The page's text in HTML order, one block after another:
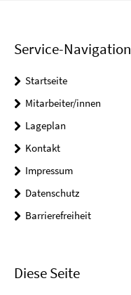
Service-Navigation
Startseite
Mitarbeiter/innen
Lageplan
Kontakt
Impressum
Datenschutz
Barrierefreiheit
Diese Seite